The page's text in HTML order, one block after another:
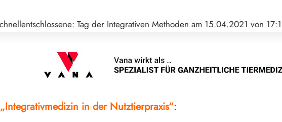
„Integrativmedizin in der Nutztierpraxis“: